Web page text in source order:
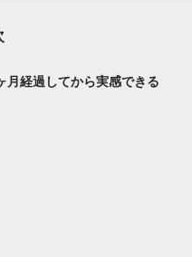
月経過してから実感できる